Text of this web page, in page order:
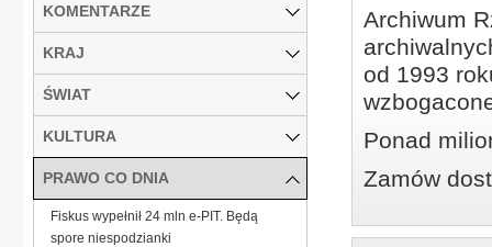
Archiwum
od 1993
Ponad
Zamów
KOMENTARZE
KRAJ
ŚWIAT
KULTURA
PRAWO CO DNIA
Fiskus wypełnił 24 mln e-PIT. Będą
spore niespodzianki